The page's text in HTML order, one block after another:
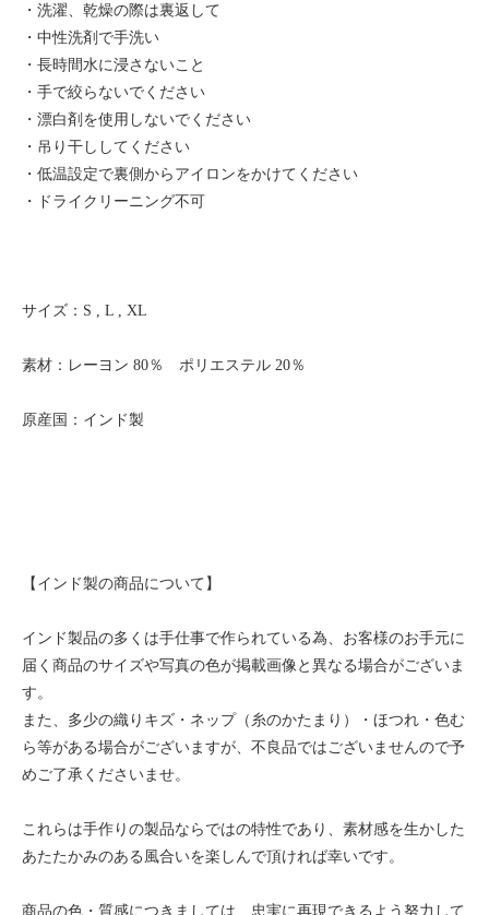
・洗濯、乾燥の際は裏返して
・中性洗剤で手洗い
・長時間水に浸さないこと
・手で絞らないでください
・漂白剤を使用しないでください
・吊り干ししてください
・低温設定で裏側からアイロンをかけてください
・ドライクリーニング不可
サイズ：S , L , XL
素材：レーヨン 80％ ポリエステル 20％
原産国：インド製
【インド製の商品について】
インド製品の多くは手仕事で作られている為、お客様のお手元に
届く商品のサイズや写真の色が掲載画像と異なる場合がございま
す。
また、多少の織りキズ・ネップ（糸のかたまり）・ほつれ・色む
ら等がある場合がございますが、不良品ではございませんので予
めご了承くださいませ。
これらは手作りの製品ならではの特性であり、素材感を生かした
あたたかみのある風合いを楽しんで頂ければ幸いです。
商品の色・質感につきましては、忠実に再現できるよう努力して